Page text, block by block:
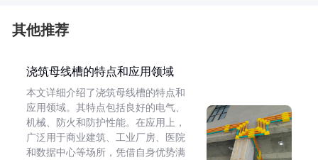
其他推荐
浇筑母线槽的特点和应用领域
本文详细介绍了浇筑母线槽的特点和
应用领域。其特点包括良好的电气、
机械、防火和防护性能。在应用上，
广泛用于商业建筑、工业厂房、医院
和数据中心等场所，凭借自身优势满